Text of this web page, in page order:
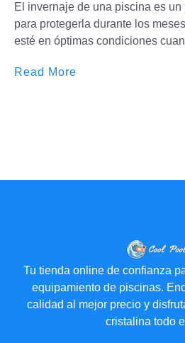
El invernaje de una piscina es un
para protegerla durante los
esté en óptimas condiciones
Read More
Tu tienda online de confianza
equipamiento de piscinas.
calidad al mejor precio y
cristalina todo